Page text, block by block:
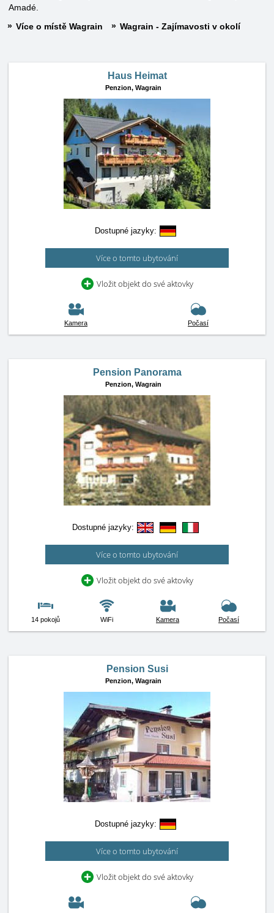
Amadé.
Více o místě Wagrain
Wagrain - Zajímavosti v okolí
Haus Heimat
Penzion, Wagrain
Dostupné jazyky:
Více o tomto ubytování
Vložit objekt do své aktovky
Kamera Počasí
Pension Panorama
Penzion, Wagrain
Dostupné jazyky:
Více o tomto ubytování
Vložit objekt do své aktovky
14 pokojů WiFi Kamera Počasí
Pension Susi
Penzion, Wagrain
Dostupné jazyky:
Více o tomto ubytování
Vložit objekt do své aktovky